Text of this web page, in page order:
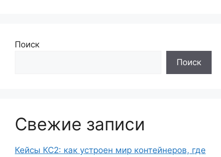
Поиск
Поиск
Свежие записи
Кейсы КС2: как устроен мир контейнеров, где